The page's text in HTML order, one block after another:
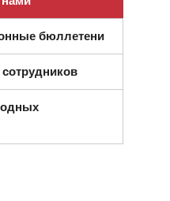
бюллетени
в новом окне)